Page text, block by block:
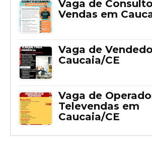
Vaga de
Vendas em
Vaga de
Caucaia/CE
Vaga de
Televendas em
Caucaia/CE